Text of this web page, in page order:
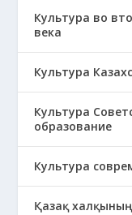
Культура во
века
Культура
Культура
образование
Культура
Қазақ